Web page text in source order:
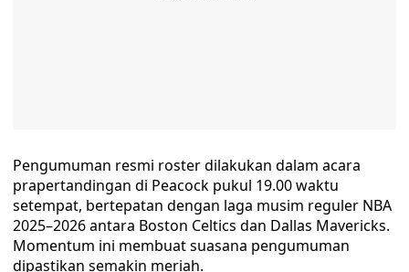
Pengumuman resmi roster dilakukan dalam acara
prapertandingan di Peacock pukul 19.00 waktu
setempat, bertepatan dengan laga musim reguler NBA
2025–2026 antara Boston Celtics dan Dallas Mavericks.
Momentum ini membuat suasana pengumuman
dipastikan semakin meriah.